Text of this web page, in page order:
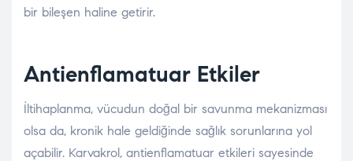
bir bileşen haline getirir.
Antienflamatuar Etkiler
İltihaplanma, vücudun doğal bir savunma mekanizması
olsa da, kronik hale geldiğinde sağlık sorunlarına yol
açabilir. Karvakrol, antienflamatuar etkileri sayesinde